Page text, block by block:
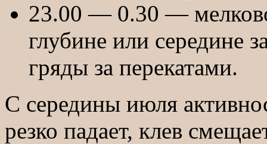
23.00 — 0.30 —
глубине или середине
гряды за перекатами.
С середины июля
резко падает, клев